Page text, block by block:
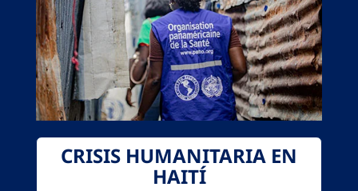
CRISIS HUMANITARIA EN
HAITÍ